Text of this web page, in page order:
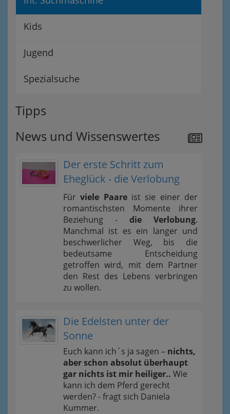
Kids
Jugend
Spezialsuche
Tipps
News und Wissenswertes
Der erste Schritt zum
Eheglück - die Verlobung
Fürviele Paareist sie einer der
romantischsten Momente ihrer
Beziehung - die Verlobung.
Manchmal ist es ein langer und
beschwerlicher Weg, bis die
bedeutsame Entscheidung
getroffen wird, mit dem Partner
den Rest des Lebens verbringen
zu wollen.
Die Edelsten unter der
Sonne
Euch kann ich´s ja sagen – nichts,
aber schon absolut überhaupt
gar nichts ist mir heiliger.. Wie
kann ich dem Pferd gerecht
werden? - fragt sich Daniela
Kummer.